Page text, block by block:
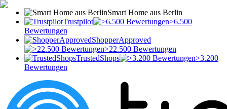
Smart Home aus Berlin
Trustpilot
>6.500
Bewertungen
ShopperApproved
>22.500 Bewertungen
TrustedShops
>3.200
Bewertungen